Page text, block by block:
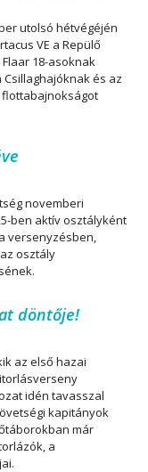
utolsó hétvégéjén
VE a Repülő
18-asoknak
és az
flottabajnokságot
novemberi
ben aktív osztályként
versenyzésben,
osztály
döntője!
az első hazai
idén tavasszal
kapitányok
már
a